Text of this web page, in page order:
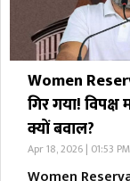
Women
गिर गया!
क्यों बवाल?
Apr 18, 2026 | 01:53 PM